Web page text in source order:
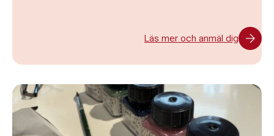
Läs mer och anmäl dig